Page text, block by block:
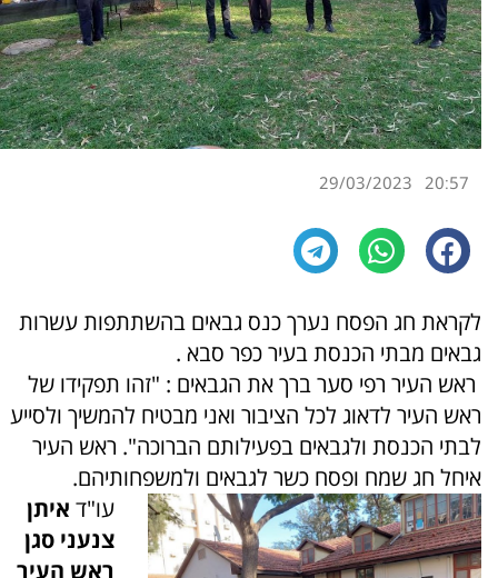
20:57
29/03/2023
לקראת חג הפסח נערך כנס גבאים בהשתתפות עשרות
גבאים מבתי הכנסת בעיר כפר סבא .
ראש העיר רפי סער ברך את הגבאים : "זהו תפקידו של
ראש העיר לדאוג לכל הציבור ואני מבטיח להמשיך ולסייע
לבתי הכנסת ולגבאים בפעילותם הברוכה". ראש העיר
איחל חג שמח ופסח כשר לגבאים ולמשפחותיהם.
עו"ד איתן
צנעני סגן
ראש העיר